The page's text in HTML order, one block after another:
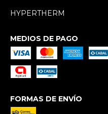
HYPERTHERM
MEDIOS DE PAGO
FORMAS DE ENVÍO